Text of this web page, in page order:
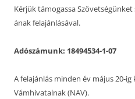
Kérjük támogassa
ának felajánlásával.
Adószámunk: 18494534-1-07
A felajánlás minden év május 20-
Vámhivatalnak (NAV).